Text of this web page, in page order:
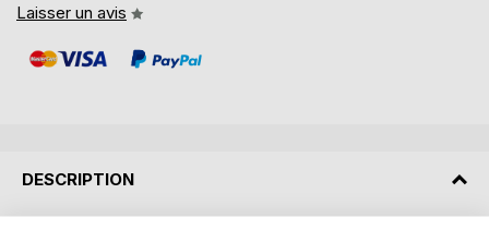
Laisser un avis
DESCRIPTION